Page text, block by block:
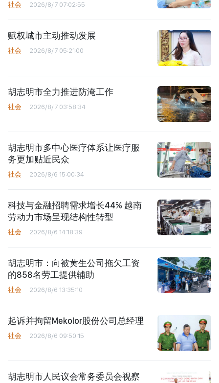
社会 2026/8/7 07:02:55
赋权城市主动推动发展
社会 2026/8/7 05:21:00
胡志明市全力推进防淹工作
社会 2026/8/7 03:58:34
胡志明市多中心医疗体系让医疗服
务更加贴近民众
社会 2026/8/6 15:00:34
科技与金融招聘需求增长44% 越南
劳动力市场呈现结构性转型
社会 2026/8/6 14:18:39
胡志明市：向被黄生公司拖欠工资
的858名劳工提供辅助
社会 2026/8/6 13:35:10
起诉并拘留Mekolor股份公司总经理
社会 2026/8/6 09:50:15
胡志明市人民议会常务委员会视察